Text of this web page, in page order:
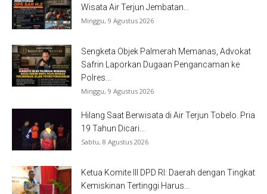
Wisata Air Terjun Jembatan...
Minggu, 9 Agustus 2026
Sengketa Objek Palmerah Memanas, Advokat
Safrin Laporkan Dugaan Pengancaman ke
Polres...
Minggu, 9 Agustus 2026
Hilang Saat Berwisata di Air Terjun Tobelo. Pria
19 Tahun Dicari...
Sabtu, 8 Agustus 2026
Ketua Komite III DPD RI: Daerah dengan Tingkat
Kemiskinan Tertinggi Harus...